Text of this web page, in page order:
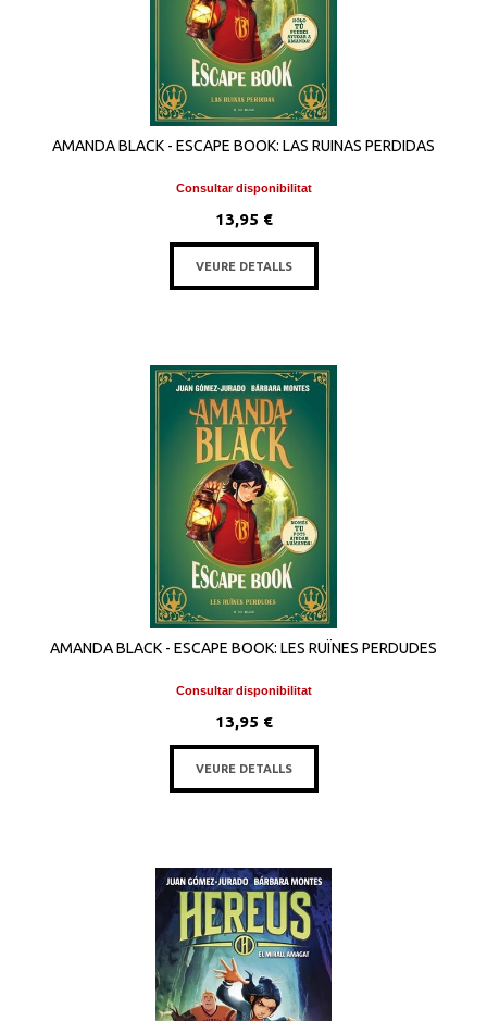
AMANDA BLACK - ESCAPE BOOK: LAS RUINAS PERDIDAS
Consultar disponibilitat
13,95 €
VEURE DETALLS
AMANDA BLACK - ESCAPE BOOK: LES RUÏNES PERDUDES
Consultar disponibilitat
13,95 €
VEURE DETALLS